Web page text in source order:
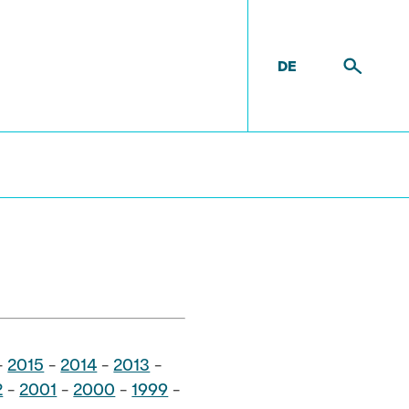
DE
2015 - 2014 - 2013 -
- 2001 - 2000 -1999 -